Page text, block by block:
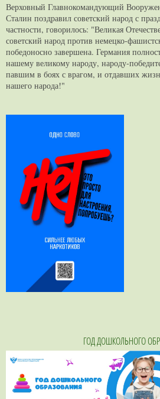
Верховный Главнокомандующий
Сталин поздравил советский народ с
частности, говорилось: "Великая
советский народ против немецко-
победоносно завершена. Германия
нашему великому народу, народу-
павшим в боях с врагом, и отдавших
нашего народа!"
ГОД ДОШКОЛЬНОГО